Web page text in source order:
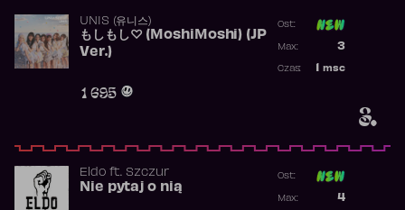
3.
UNIS (유니스)
もしもし♡ (MoshiMoshi) (JP
Ver.)
1 695
Ost:
3
Max:
msc
Czas:
Eldoft. Szczur
Nie pytaj o nią
Ost:
4
Max: